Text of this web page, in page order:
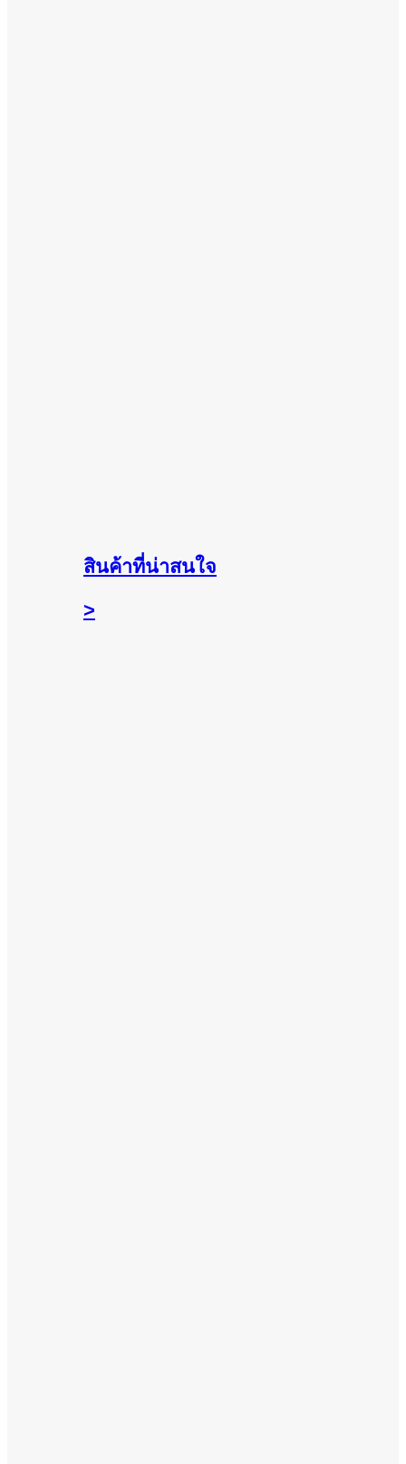
สินค้าที่น่าสนใจ
>